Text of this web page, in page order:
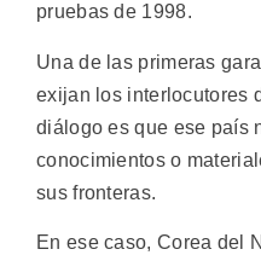
pruebas de 1998.
Una de las primeras
exijan los interlocutores
diálogo es que ese país
conocimientos o
sus fronteras.
En ese caso, Corea del